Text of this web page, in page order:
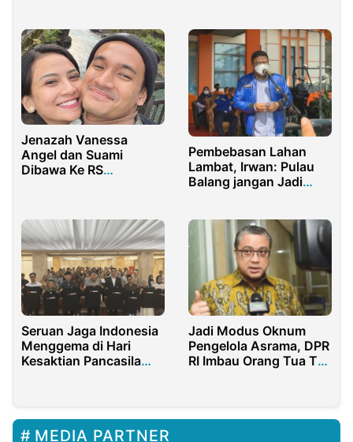
Lebaran
Jenazah Vanessa
Angel dan Suami
Dibawa Ke RS
Pembebasan Lahan
Lambat, Irwan: Pulau
Balang jangan Jadi
Seruan Jaga Indonesia
Menggema di Hari
Kesaktian Pancasila
Jadi Modus Oknum
Pengelola Asrama, DPR
RI Imbau Orang Tua Tak
MEDIA PARTNER